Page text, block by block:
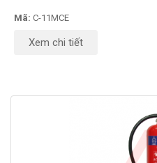
Mã: C-11MCE
Xem chi tiết